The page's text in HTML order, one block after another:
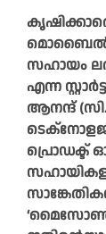
മൊബൈൽ
സഹായം
എന്ന
ആനന്ദ്
പ്രൊഡക്ട്